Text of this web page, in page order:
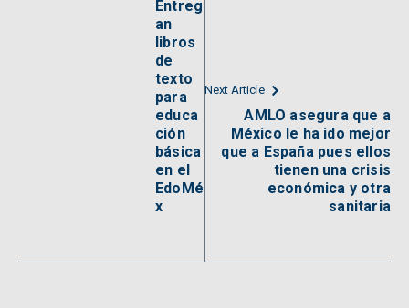
Entreg
an
libros
de
texto
para
educa
ción
básica
en el
EdoMé
x
Next Article
AMLO asegura que a
México le ha ido mejor
que a España pues ellos
tienen una crisis
económica y otra
sanitaria